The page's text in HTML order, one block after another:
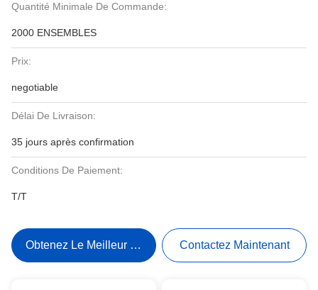
Quantité Minimale De Commande:
2000 ENSEMBLES
Prix:
negotiable
Délai De Livraison:
35 jours après confirmation
Conditions De Paiement:
T/T
Obtenez Le Meilleur Prix Contactez Maintenant